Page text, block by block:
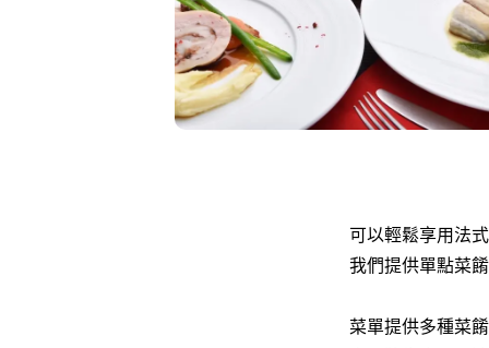
可以輕鬆享用法
我們提供單點菜
菜單提供多種菜